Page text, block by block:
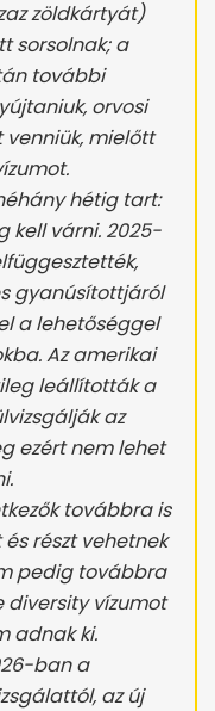
zöldkártyát)
sorsolnak; a
további
orvosi
venniük, mielőtt
hétig tart:
kell várni. 2025-
gyanúsítottjáról
a lehetőséggel
Az amerikai
leállították a
az
ezért nem lehet
továbbra is
részt vehetnek
pedig továbbra
diversity vízumot
adnak ki.
ban a
az új